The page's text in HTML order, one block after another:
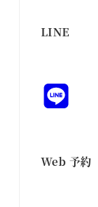
LINE
Web 予約